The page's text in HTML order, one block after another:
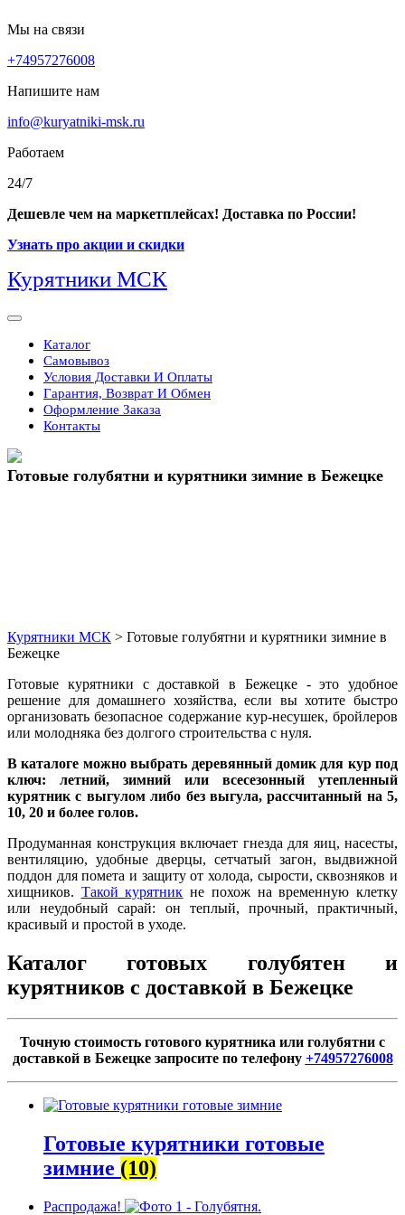
Перейти
содержимому
Мы на связи
+74957276008
Напишите нам
info@kuryatniki-msk.ru
Работаем
24/7
Дешевле чем на маркетплейсах! Доставка по России!
Узнать про акции и скидки
Курятники МСК
Кнопка
ОткрытьКаталог
Самовывоз
Условия Доставки И Оплаты
Гарантия, Возврат И Обмен
Оформление Заказа
Контакты
Кнопка
Закрыть
Готовые голубятни и курятники зимние в Бежецке
Курятники МСК > Готовые голубятни и курятники зимние в
Бежецке
Готовые курятники с доставкой в Бежецке - это удобное
решение для домашнего хозяйства, если вы хотите быстро
организовать безопасное содержание кур-несушек, бройлеров
или молодняка без долгого строительства с нуля.
В каталоге можно выбрать деревянный домик для кур под
ключ: летний, зимний или всесезонный утепленный
курятник с выгулом либо без выгула, рассчитанный на 5,
10, 20 и более голов.
Продуманная конструкция включает гнезда для яиц, насесты,
вентиляцию, удобные дверцы, сетчатый загон, выдвижной
поддон для помета и защиту от холода, сырости, сквозняков и
хищников. Такой курятник не похож на временную клетку
или неудобный сарай: он теплый, прочный, практичный,
красивый и простой в уходе.
Каталог готовых голубятен и
курятников с доставкой в Бежецке
Точную стоимость готового курятника или голубятни с
доставкой в Бежецке запросите по телефону +74957276008
Готовые курятники готовые
зимние (10)
Распродажа!